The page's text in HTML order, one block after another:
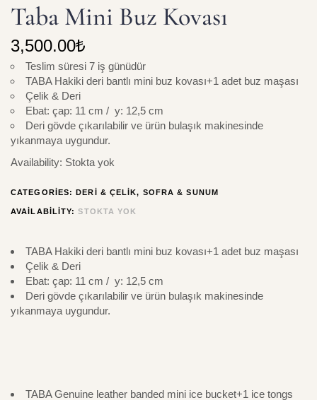
Taba Mini Buz Kovası
3,500.00₺
Teslim süresi 7 iş günüdür
TABA Hakiki deri bantlı mini buz kovası+1 adet buz maşası
Çelik & Deri
Ebat: çap: 11 cm / y: 12,5 cm
Deri gövde çıkarılabilir ve ürün bulaşık makinesinde
yıkanmaya uygundur.
Availability: Stokta yok
CATEGORIES:DERI & ÇELIK, SOFRA & SUNUM
AVAILABILITY:STOKTA YOK
TABA Hakiki deri bantlı mini buz kovası+1 adet buz maşası
Çelik & Deri
Ebat: çap: 11 cm / y: 12,5 cm
Deri gövde çıkarılabilir ve ürün bulaşık makinesinde
yıkanmaya uygundur.
TABA Genuine leather banded mini ice bucket+1 ice tongs